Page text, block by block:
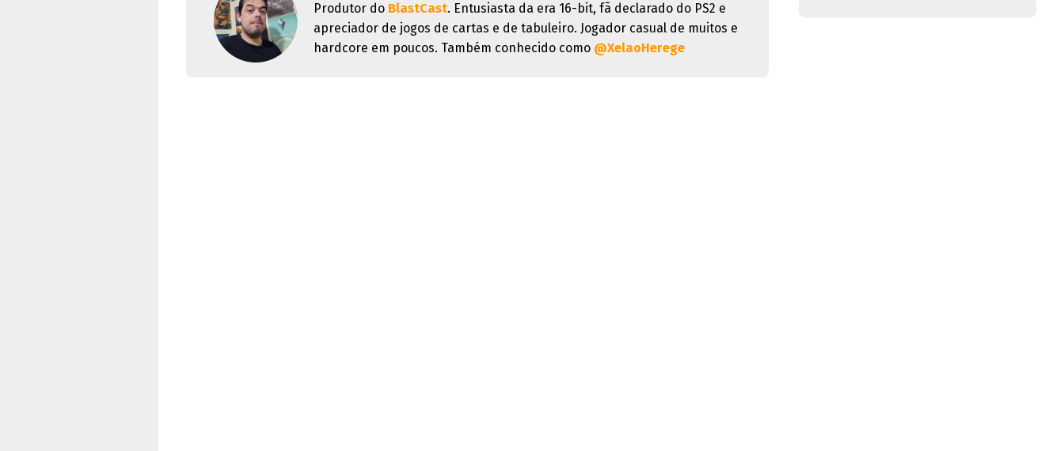
Produtor do BlastCast. Entusiasta da era 16-bit, fã declarado do PS2 e
apreciador de jogos de cartas e de tabuleiro. Jogador casual de muitos e
hardcore em poucos. Também conhecido como @XelaoHerege